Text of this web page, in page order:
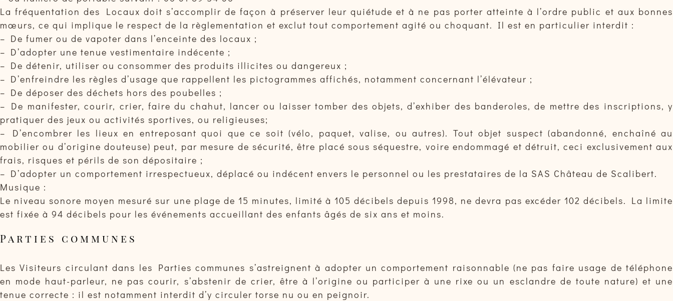
La fréquentation des Locaux doit s’accomplir de façon à préserver leur quiétude et à ne pas porter atteinte à l’ordre public et aux bonnes
mœurs, ce qui implique le respect de la règlementation et exclut tout comportement agité ou choquant. Il est en particulier interdit :
– De fumer ou de vapoter dans l’enceinte des locaux ;
– D’adopter une tenue vestimentaire indécente ;
– De détenir, utiliser ou consommer des produits illicites ou dangereux ;
– D’enfreindre les règles d’usage que rappellent les pictogrammes affichés, notamment concernant l’élévateur ;
– De déposer des déchets hors des poubelles ;
– De manifester, courir, crier, faire du chahut, lancer ou laisser tomber des objets, d’exhiber des banderoles, de mettre des inscriptions, y
pratiquer des jeux ou activités sportives, ou religieuses;
– D’encombrer les lieux en entreposant quoi que ce soit (vélo, paquet, valise, ou autres). Tout objet suspect (abandonné, enchaîné au
mobilier ou d’origine douteuse) peut, par mesure de sécurité, être placé sous séquestre, voire endommagé et détruit, ceci exclusivement aux
frais, risques et périls de son dépositaire ;
– D’adopter un comportement irrespectueux, déplacé ou indécent envers le personnel ou les prestataires de la SAS Château de Scalibert.
Musique :
Le niveau sonore moyen mesuré sur une plage de 15 minutes, limité à 105 décibels depuis 1998, ne devra pas excéder 102 décibels. La limite
est fixée à 94 décibels pour les événements accueillant des enfants âgés de six ans et moins.
Parties communes
Les Visiteurs circulant dans les Parties communes s’astreignent à adopter un comportement raisonnable (ne pas faire usage de téléphone
en mode haut-parleur, ne pas courir, s’abstenir de crier, être à l’origine ou participer à une rixe ou un esclandre de toute nature) et une
tenue correcte : il est notamment interdit d’y circuler torse nu ou en peignoir.